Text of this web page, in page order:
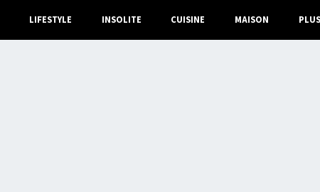
LIFESTYLE INSOLITE CUISINE MAISON PLUS